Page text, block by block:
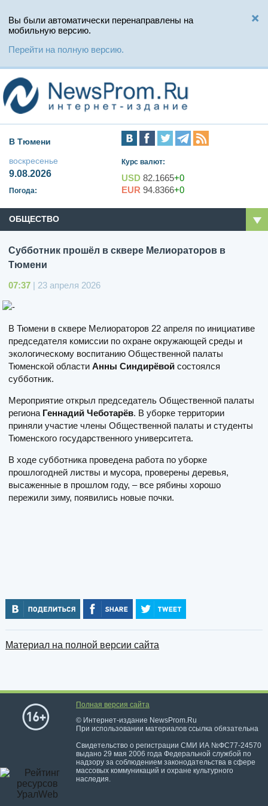
Вы были автоматически перенаправлены на
мобильную версию.
Перейти на полную версию.
В Тюмени
воскресенье
9.08.2026
Погода:
Курс валют:
USD 82.1665+0
EUR 94.8366+0
ОБЩЕСТВО
Субботник прошёл в сквере Мелиораторов в
Тюмени
07:37 | 23 апреля 2026
В Тюмени в сквере Мелиораторов 22 апреля по инициативе
председателя комиссии по охране окружающей среды и
экологическому воспитанию Общественной палаты
Тюменской области Анны Синдирёвой состоялся
субботник.
Мероприятие открыл председатель Общественной палаты
региона Геннадий Чеботарёв. В уборке территории
приняли участие члены Общественной палаты и студенты
Тюменского государственного университета.
В ходе субботника проведена работа по уборке
прошлогодней листвы и мусора, проверены деревья,
высаженные в прошлом году, – все рябины хорошо
пережили зиму, появились новые почки.
Материал на полной версии сайта
Полная версия сайта
© Интернет-издание NewsProm.Ru
При использовании материалов ссылка обязательна
Свидетельство о регистрации СМИ ИА №ФС77-24570
выдано 29 мая 2006 года Федеральной службой по
надзору за соблюдением законодательства в сфере
массовых коммуникаций и охране культурного
наследия.